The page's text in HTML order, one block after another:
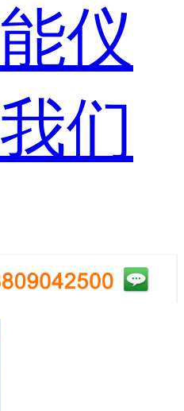
仪
们